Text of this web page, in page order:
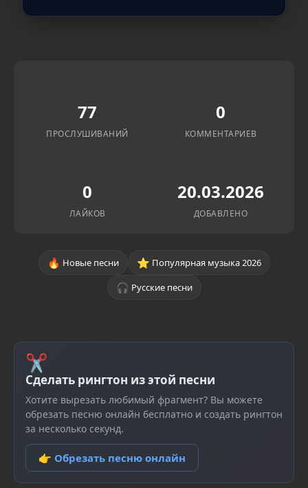
77
ПРОСЛУШИВАНИЙ
0
КОММЕНТАРИЕВ
0
ЛАЙКОВ
20.03.2026
ДОБАВЛЕНО
🔥 Новые песни ⭐ Популярная музыка 2026
🎧 Русские песни
✂
Сделать рингтон из этой песни
Хотите вырезать любимый фрагмент? Вы можете
обрезать песню онлайн бесплатно и создать рингтон
за несколько секунд.
👉 Обрезать песню онлайн